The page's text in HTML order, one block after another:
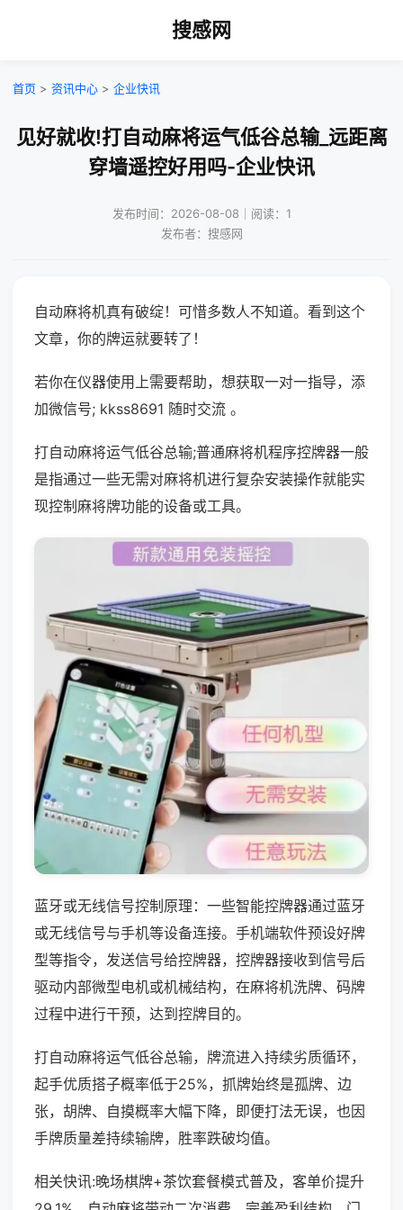
搜感网
首页 > 资讯中心 > 企业快讯
见好就收!打自动麻将运气低谷总输_远距离
穿墙遥控好用吗-企业快讯
发布时间：2026-08-08｜阅读：1
发布者：搜感网
自动麻将机真有破绽！可惜多数人不知道。看到这个
文章，你的牌运就要转了！
若你在仪器使用上需要帮助，想获取一对一指导，添
加微信号; kkss8691 随时交流 。
打自动麻将运气低谷总输;普通麻将机程序控牌器一般
是指通过一些无需对麻将机进行复杂安装操作就能实
现控制麻将牌功能的设备或工具。
蓝牙或无线信号控制原理：一些智能控牌器通过蓝牙
或无线信号与手机等设备连接。手机端软件预设好牌
型等指令，发送信号给控牌器，控牌器接收到信号后
驱动内部微型电机或机械结构，在麻将机洗牌、码牌
过程中进行干预，达到控牌目的。
打自动麻将运气低谷总输，牌流进入持续劣质循环，
起手优质搭子概率低于25%，抓牌始终是孤牌、边
张，胡牌、自摸概率大幅下降，即便打法无误，也因
手牌质量差持续输牌，胜率跌破均值。
相关快讯:晚场棋牌+茶饮套餐模式普及，客单价提升